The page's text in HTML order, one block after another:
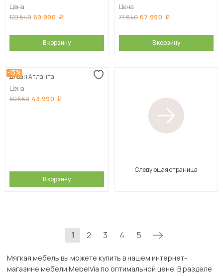
Цена
122 840 69 990
В корзину
Цена
77 640 67 990
В корзину
-13%
Диван Атланта
Цена
50 580 43 990
В корзину
Следующая страница
1 2 3 4 5
Мягкая мебель вы можете купить в нашем интернет-
магазине мебели MebelVia по оптимальной цене. В разделе